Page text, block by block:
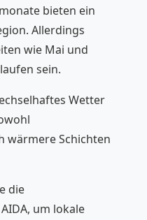
bieten ein
Allerdings
wie Mai und
sein.
Wetter
wärmere Schichten
die
um lokale